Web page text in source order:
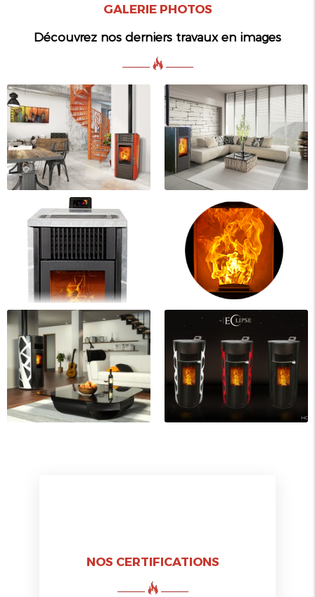
GALERIE PHOTOS
Découvrez nos derniers travaux en images
NOS CERTIFICATIONS